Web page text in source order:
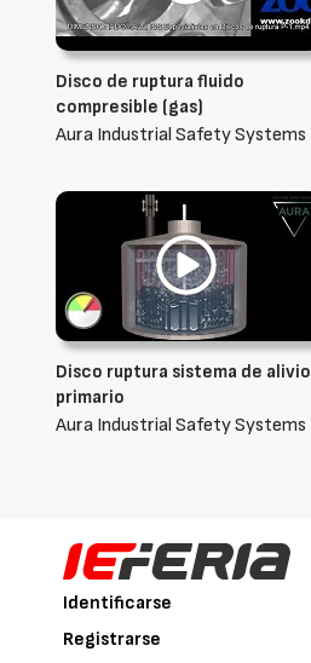
Disco de ruptura fluido
compresible (gas)
Aura Industrial Safety Systems
Disco ruptura sistema de alivio
primario
Aura Industrial Safety Systems
Identificarse
Registrarse